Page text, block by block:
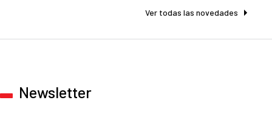
Ver todas las novedades
Newsletter